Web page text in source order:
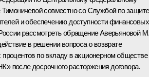
Тимоничевой совместно со Службой по защите
и обеспечению доступности финансовых
рассмотреть обращение Аверьяновой
в решении вопроса о возврате
по вкладу в акционерном обществе
после досрочного расторжения договора.